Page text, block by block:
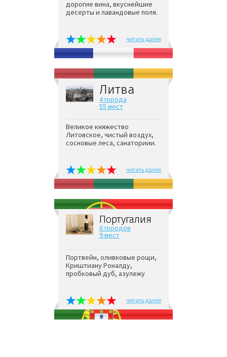
дорогие вина, вкуснейшие
десерты и лавандовые поля.
читать далее
Литва
4 города
55 мест
Великое княжество
Литовское, чистый воздух,
сосновые леса, санаториии.
читать далее
Португалия
6 городов
9 мест
Портвейн, оливковые рощи,
Криштиану Роналду,
пробковый дуб, азулежу
читать далее